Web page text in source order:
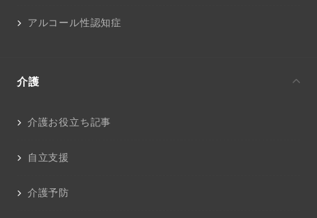
アルコール性認知症
介護
介護お役立ち記事
自立支援
介護予防